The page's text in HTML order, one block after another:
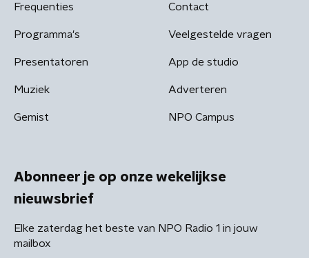
Frequenties
Programma's
Presentatoren
Muziek
Gemist
Contact
Veelgestelde vragen
App de studio
Adverteren
NPO Campus
Abonneer je op onze wekelijkse
nieuwsbrief
Elke zaterdag het beste van NPO Radio 1 in jouw
mailbox